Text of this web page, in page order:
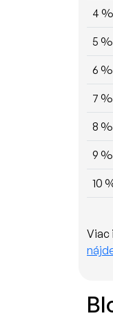
4 %
5 %
6 %
7 %
8 %
9 %
10
Viac